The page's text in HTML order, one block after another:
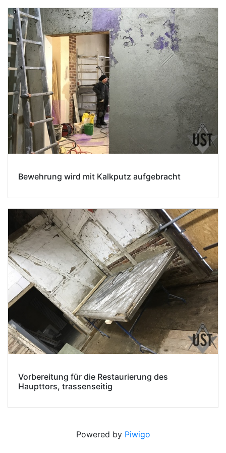
Bewehrung wird mit Kalkputz aufgebracht
Vorbereitung für die Restaurierung des
Haupttors, trassenseitig
Powered by Piwigo